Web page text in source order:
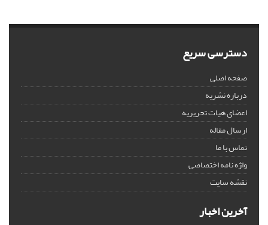
دسترسی سریع
صفحه اصلی
درباره نشریه
اعضای هیات تحریریه
ارسال مقاله
تماس با ما
واژه نامه اختصاصی
نقشه سایت
آخرین اخبار